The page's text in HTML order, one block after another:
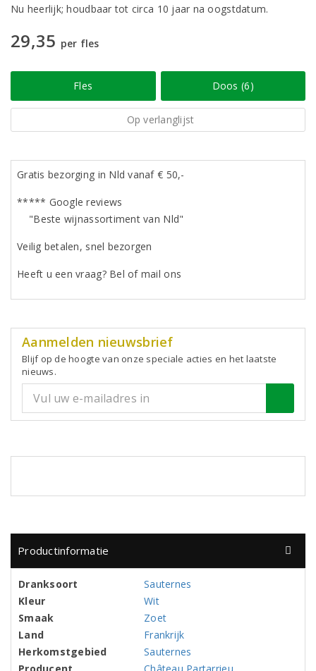
Nu heerlijk; houdbaar tot circa 10 jaar na oogstdatum.
29,35 per fles
Fles Doos (6)
Op verlanglijst
Gratis bezorging in Nld vanaf € 50,-
***** Google reviews
"Beste wijnassortiment van Nld"
Veilig betalen, snel bezorgen
Heeft u een vraag? Bel of mail ons
Aanmelden nieuwsbrief
Blijf op de hoogte van onze speciale acties en het laatste
nieuws.
Productinformatie
Dranksoort
Sauternes
Kleur
Wit
Smaak
Zoet
Land
Frankrijk
Herkomstgebied
Sauternes